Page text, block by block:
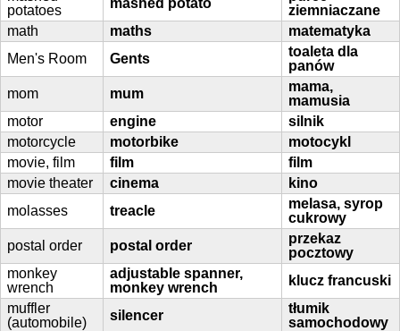
potatoes
mashed potato
ziemniaczane
math
maths
matematyka
Men's Room
Gents
toaleta dla
panów
mom
mum
mama,
mamusia
motor
engine
silnik
motorcycle
motorbike
motocykl
movie, film
film
film
movie theater
cinema
kino
molasses
treacle
melasa, syrop
cukrowy
postal order
postal order
przekaz
pocztowy
monkey
wrench
adjustable spanner,
monkey wrench
klucz francuski
muffler
(automobile)
silencer
tłumik
samochodowy